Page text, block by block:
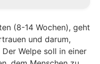
(8-14 Wochen), geht
und darum,
Welpe soll in einer